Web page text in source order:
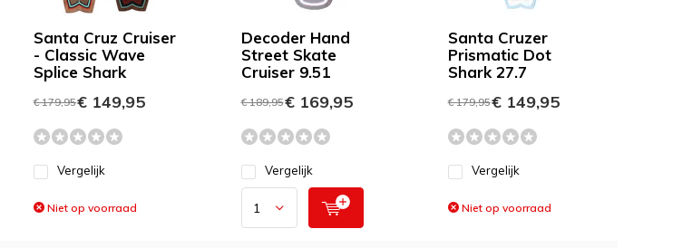
Santa Cruz Cruiser
- Classic Wave
Splice Shark
€ 179,95€ 149,95
Vergelijk
Niet op voorraad
Decoder Hand
Street Skate
Cruiser 9.51
€ 189,95€ 169,95
Vergelijk
Santa Cruzer
Prismatic Dot
Shark 27.7
€ 179,95€ 149,95
Vergelijk
Niet op voorraad